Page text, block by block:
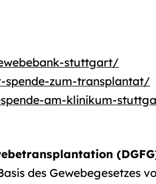
stuttgart/
zum-transplantat/
am-klinikum-
des Gewebegesetzes